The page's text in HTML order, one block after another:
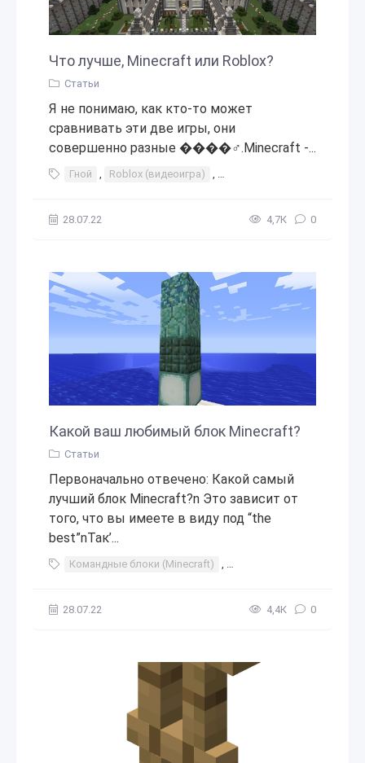
Что лучше, Minecraft или Roblox?
Статьи
Я не понимаю, как кто-то может
сравнивать эти две игры, они
совершенно разные ����‍♂️.Minecraft -...
Гной , Roblox (видеоигра) , Minecraft (франшиза
28.07.22 4,7К 0
Какой ваш любимый блок Minecraft?
Статьи
Первоначально отвечено: Какой самый
лучший блок Minecraft?n Это зависит от
того, что вы имеете в виду под “the
best”nТак’...
Командные блоки (Minecraft) , Minecraft Mods 2018
28.07.22 4,4К 0